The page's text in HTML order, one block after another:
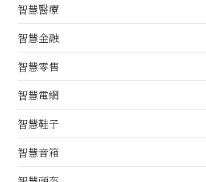
智慧醫療
智慧金融
智慧零售
智慧電網
智慧鞋子
智慧音箱